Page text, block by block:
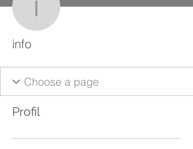
info
info
Profil